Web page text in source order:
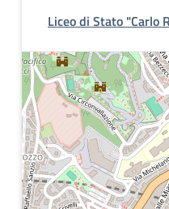
Liceo di Stato "Carlo